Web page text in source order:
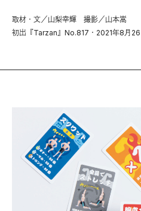
取材・文／山梨幸輝 撮影／山本嵩
初出『Tarzan』No.817・2021年8月